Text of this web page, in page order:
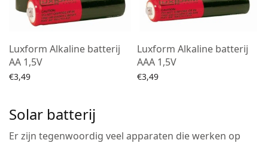
Luxform Alkaline batterij
AA 1,5V
€3,49
Luxform Alkaline batterij
AAA 1,5V
€3,49
Solar batterij
Er zijn tegenwoordig veel apparaten die werken op